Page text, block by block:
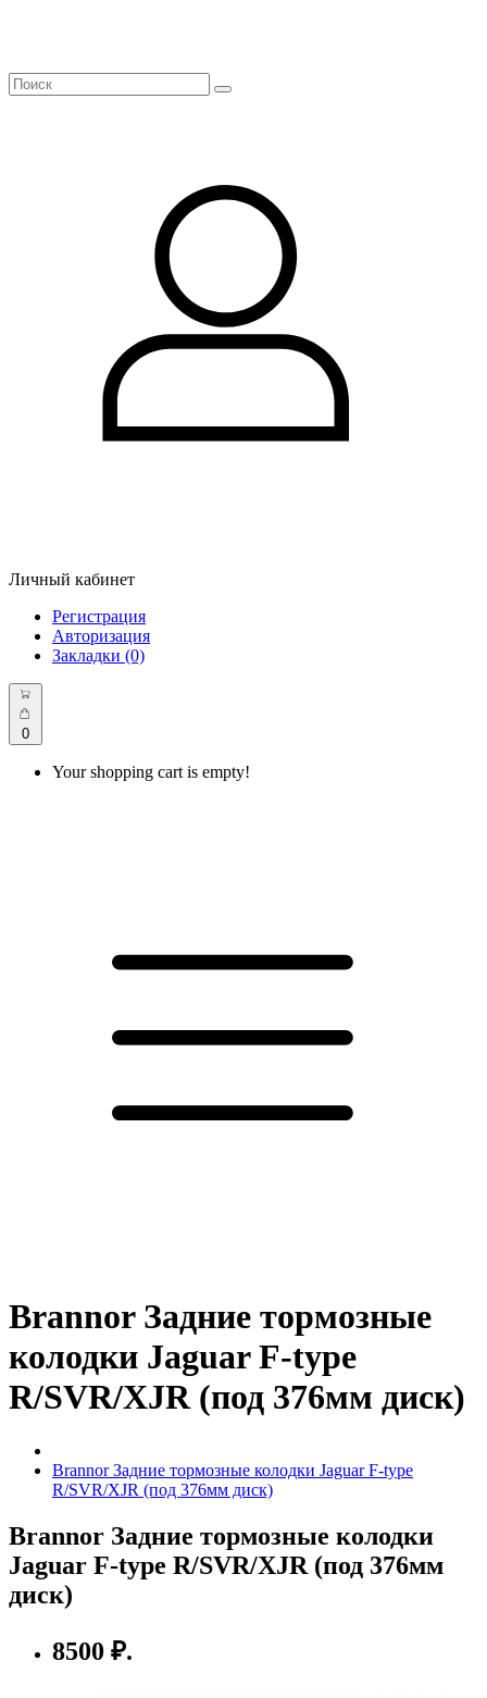
Личный кабинет
Регистрация
Авторизация
Закладки (0)
0
Your shopping cart is empty!
Brannor Задние тормозные
колодки Jaguar F-type
R/SVR/XJR (под 376мм диск)
Brannor Задние тормозные колодки Jaguar F-type
R/SVR/XJR (под 376мм диск)
Brannor Задние тормозные колодки
Jaguar F-type R/SVR/XJR (под 376мм
диск)
8500 ₽.